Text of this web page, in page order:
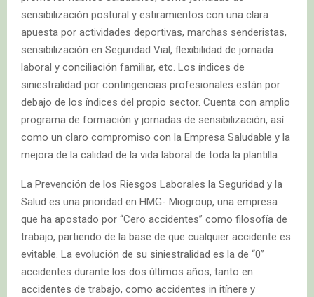
sensibilización postural y estiramientos con una clara
apuesta por actividades deportivas, marchas senderistas,
sensibilización en Seguridad Vial, flexibilidad de jornada
laboral y conciliación familiar, etc. Los índices de
siniestralidad por contingencias profesionales están por
debajo de los índices del propio sector. Cuenta con amplio
programa de formación y jornadas de sensibilización, así
como un claro compromiso con la Empresa Saludable y la
mejora de la calidad de la vida laboral de toda la plantilla.
La Prevención de los Riesgos Laborales la Seguridad y la
Salud es una prioridad en HMG- Miogroup, una empresa
que ha apostado por “Cero accidentes” como filosofía de
trabajo, partiendo de la base de que cualquier accidente es
evitable. La evolución de su siniestralidad es la de “0”
accidentes durante los dos últimos años, tanto en
accidentes de trabajo, como accidentes in itínere y